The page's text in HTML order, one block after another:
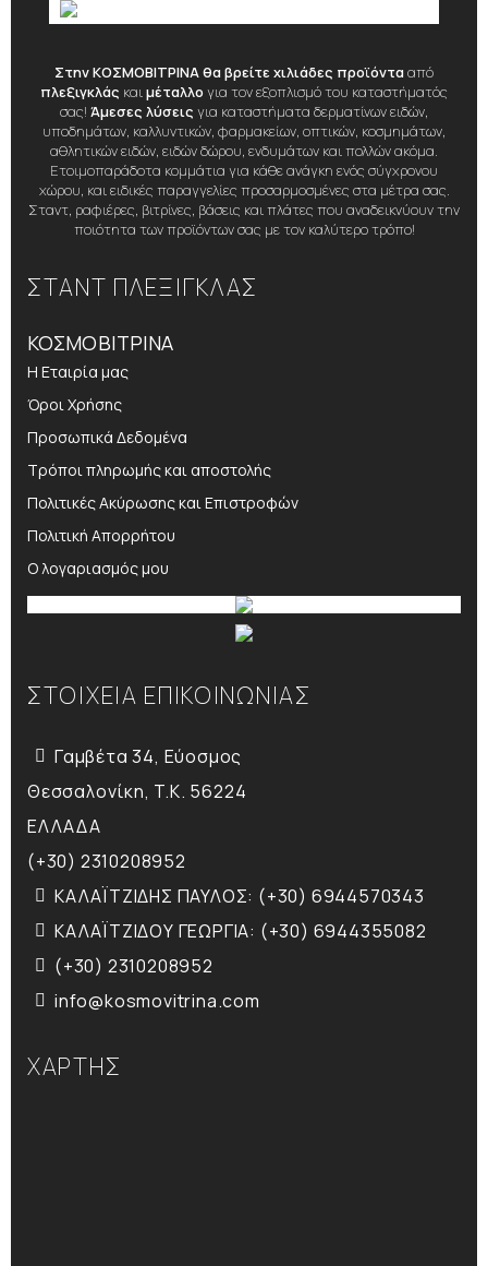
Στην ΚΟΣΜΟΒΙΤΡΙΝΑ θα βρείτε χιλιάδες προϊόντααπό
πλεξιγκλάς καιμέταλλο για τον εξοπλισμό του καταστήματός
σας! Άμεσες λύσεις για καταστήματα δερματίνων ειδών,
υποδημάτων, καλλυντικών, φαρμακείων, οπτικών, κοσμημάτων,
αθλητικών ειδών, ειδών δώρου, ενδυμάτων και πολλών ακόμα.
Ετοιμοπαράδοτα κομμάτια για κάθε ανάγκη ενός σύγχρονου
χώρου, και ειδικές παραγγελίες προσαρμοσμένες στα μέτρα σας.
Σταντ, ραφιέρες, βιτρίνες, βάσεις και πλάτες που αναδεικνύουν την
ποιότητα των προϊόντων σας με τον καλύτερο τρόπο!
ΣΤΑΝΤ ΠΛΕΞΙΓΚΛΑΣ
ΚΟΣΜΟΒΙΤΡΙΝΑ
Η Εταιρία μας
Όροι Χρήσης
Προσωπικά Δεδομένα
Τρόποι πληρωμής και αποστολής
Πολιτικές Ακύρωσης και Επιστροφών
Πολιτική Απορρήτου
Ο λογαριασμός μου
ΣΤΟΙΧΕΙΑ ΕΠΙΚΟΙΝΩΝΙΑΣ
Γαμβέτα 34, Εύοσμος
Θεσσαλονίκη, T.K. 56224
ΕΛΛΑΔΑ
(+30) 2310208952
ΚΑΛΑΪΤΖΙΔΗΣ ΠΑΥΛΟΣ: (+30) 6944570343
ΚΑΛΑΪΤΖΙΔΟΥ ΓΕΩΡΓΙΑ: (+30) 6944355082
(+30) 2310208952
info@kosmovitrina.com
ΧΑΡΤΗΣ